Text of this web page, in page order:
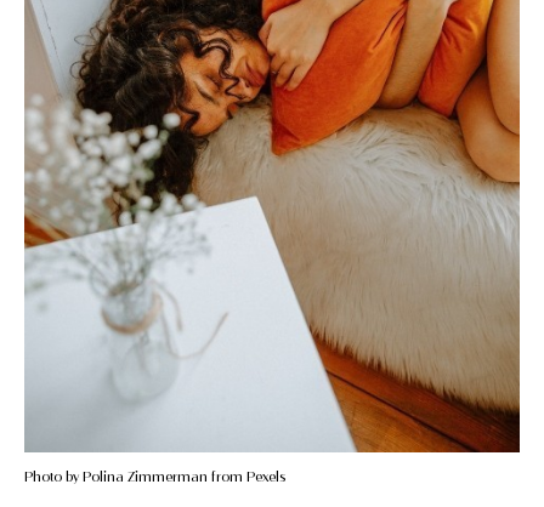
Photo by Polina Zimmerman from Pexels